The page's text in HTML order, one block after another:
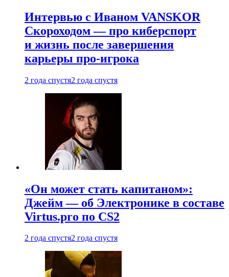
Интервью с Иваном VANSKOR
Скороходом — про киберспорт
и жизнь после завершения
карьеры про-игрока
2 года спустя2 года спустя
«Он может стать капитаном»:
Джейм — об Электронике в составе
Virtus.pro по CS2
2 года спустя2 года спустя